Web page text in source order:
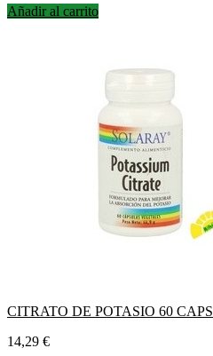
Añadir al carrito
CITRATO DE POTASIO 60 CAPS
Precio
14,29 €